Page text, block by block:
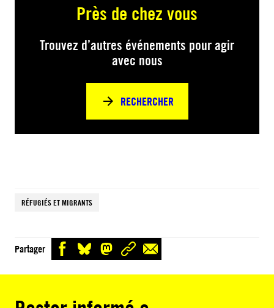
Près de chez vous
Trouvez d’autres événements pour agir
avec nous
RECHERCHER
RÉFUGIÉS ET MIGRANTS
Partager